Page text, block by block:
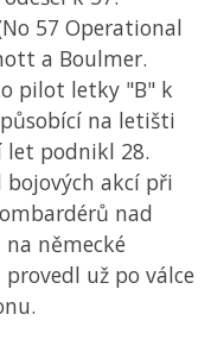
57 Operational
a Boulmer.
pilot letky "B" k
na letišti
let podnikl 28.
akcí při
nad
německé
už po válce